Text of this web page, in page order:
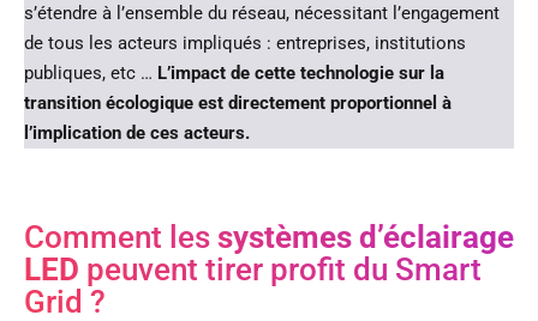
s’étendre à l’ensemble du réseau, nécessitant l’engagement
de tous les acteurs impliqués : entreprises, institutions
publiques, etc … L’impact de cette technologie sur la
transition écologique est directement proportionnel à
l’implication de ces acteurs.
Comment les systèmes d’éclairage
LED peuvent tirer profit du Smart
Grid ?